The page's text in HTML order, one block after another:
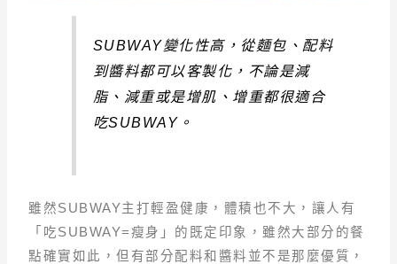
SUBWAY變化性高，從麵包、配料
到醬料都可以客製化，不論是減
脂、減重或是增肌、增重都很適合
吃SUBWAY。
雖然SUBWAY主打輕盈健康，體積也不大，讓人有
「吃SUBWAY=瘦身」的既定印象，雖然大部分的餐
點確實如此，但有部分配料和醬料並不是那麼優質，